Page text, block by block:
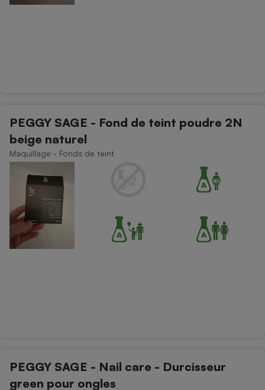
PEGGY SAGE - Fond de teint poudre 2N
beige naturel
Maquillage - Fonds de teint
PEGGY SAGE - Nail care - Durcisseur
green pour ongles